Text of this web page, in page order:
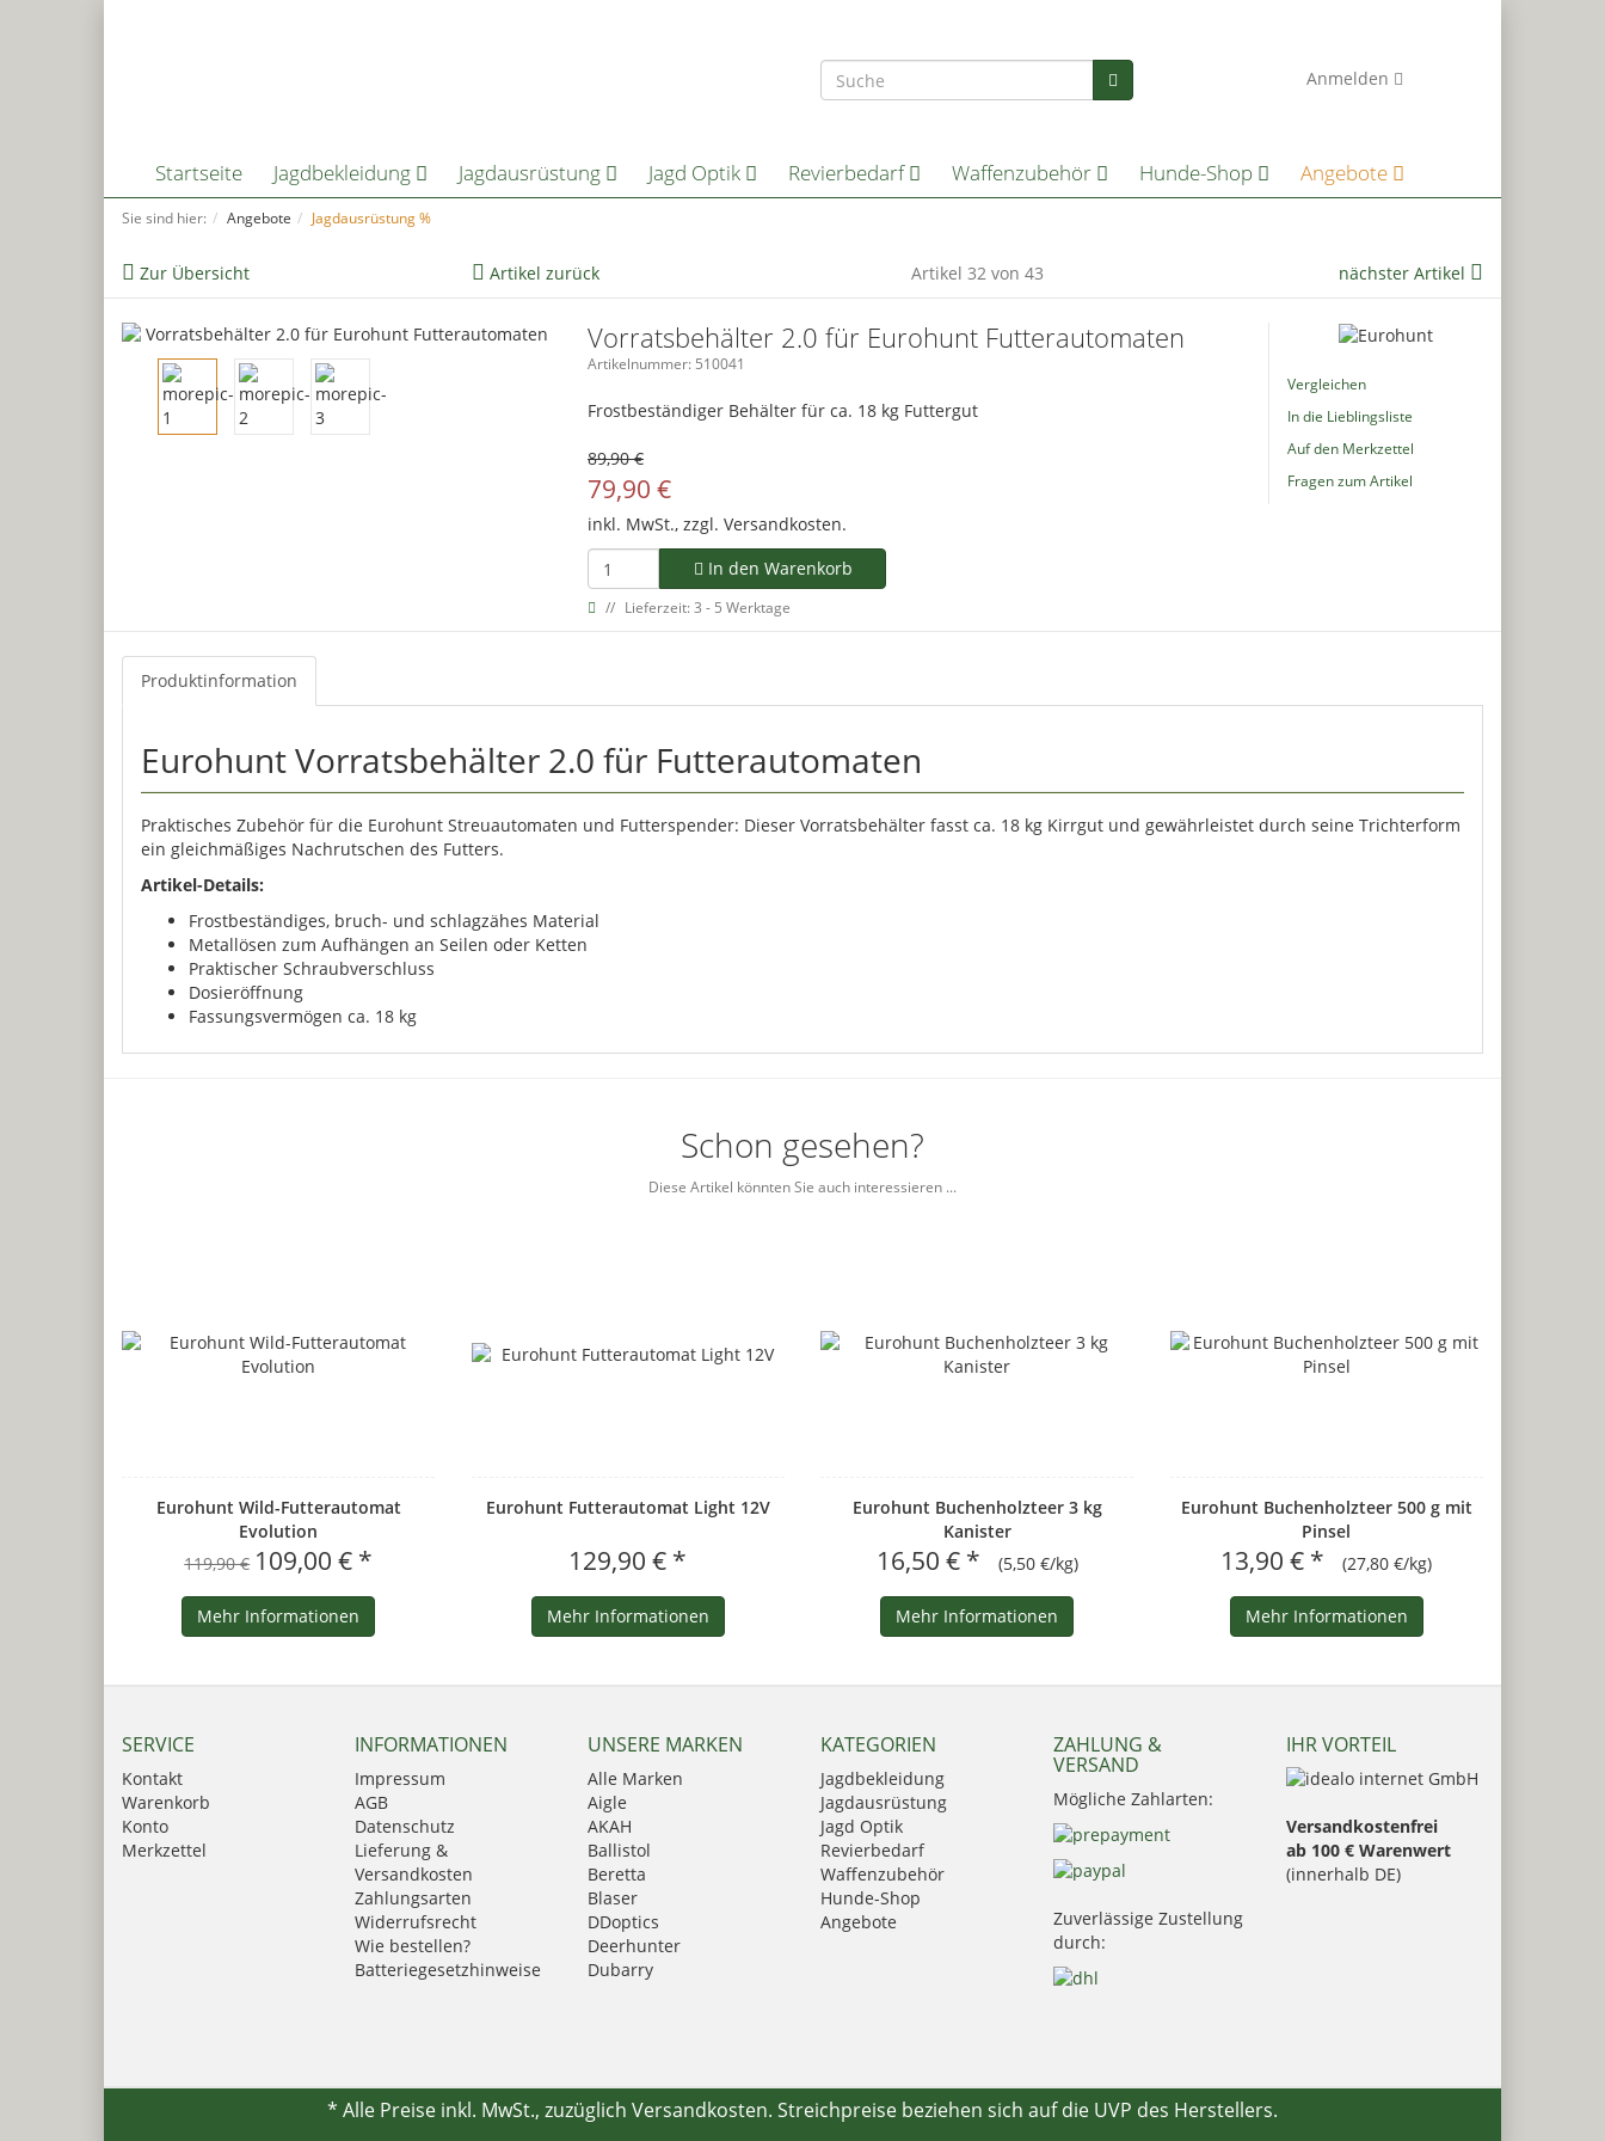
Anmelden
Startseite Jagdbekleidung Jagdausrüstung Jagd Optik Revierbedarf Waffenzubehör Hunde-Shop Angebote
Sie sind hier: Angebote Jagdausrüstung %
Zur Übersicht Artikel zurück Artikel 32 von 43 nächster Artikel
Vorratsbehälter 2.0 für Eurohunt Futterautomaten
Artikelnummer: 510041
Frostbeständiger Behälter für ca. 18 kg Futtergut
89,90 €
79,90 €
inkl. MwSt., zzgl. Versandkosten.
In den Warenkorb
Lieferzeit: 3 - 5 Werktage
Vergleichen
In die Lieblingsliste
Auf den Merkzettel
Fragen zum Artikel
Produktinformation
Eurohunt Vorratsbehälter 2.0 für Futterautomaten
Praktisches Zubehör für die Eurohunt Streuautomaten und Futterspender: Dieser Vorratsbehälter fasst ca. 18 kg Kirrgut und gewährleistet durch seine Trichterform
ein gleichmäßiges Nachrutschen des Futters.
Artikel-Details:
Frostbeständiges, bruch- und schlagzähes Material
Metallösen zum Aufhängen an Seilen oder Ketten
Praktischer Schraubverschluss
Dosieröffnung
Fassungsvermögen ca. 18 kg
Schon gesehen?
Diese Artikel könnten Sie auch interessieren ...
Eurohunt Wild-Futterautomat
Evolution
119,90 € 109,00 € *
Mehr Informationen
Eurohunt Futterautomat Light 12V
129,90 € *
Mehr Informationen
Eurohunt Buchenholzteer 3 kg
Kanister
16,50 € * (5,50 €/kg)
Mehr Informationen
Eurohunt Buchenholzteer 500 g mit
Pinsel
13,90 € * (27,80 €/kg)
Mehr Informationen
SERVICE
Kontakt
Warenkorb
Konto
Merkzettel
INFORMATIONEN
Impressum
AGB
Datenschutz
Lieferung &
Versandkosten
Zahlungsarten
Widerrufsrecht
Wie bestellen?
Batteriegesetzhinweise
UNSERE MARKEN
Alle Marken
Aigle
AKAH
Ballistol
Beretta
Blaser
DDoptics
Deerhunter
Dubarry
HikMicro
Hubertus
KATEGORIEN
Jagdbekleidung
Jagdausrüstung
Jagd Optik
Revierbedarf
Waffenzubehör
Hunde-Shop
Angebote
ZAHLUNG &
VERSAND
Mögliche Zahlarten:
Zuverlässige Zustellung
durch:
IHR VORTEIL
Versandkostenfrei
ab 100 € Warenwert
(innerhalb DE)
* Alle Preise inkl. MwSt., zuzüglich Versandkosten. Streichpreise beziehen sich auf die UVP des Herstellers.